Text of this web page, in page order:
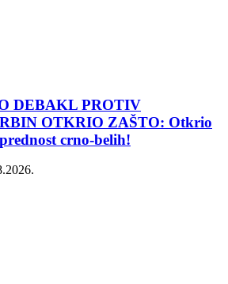
DEBAKL PROTIV
OTKRIO ZAŠTO: Otkrio
crno-belih!